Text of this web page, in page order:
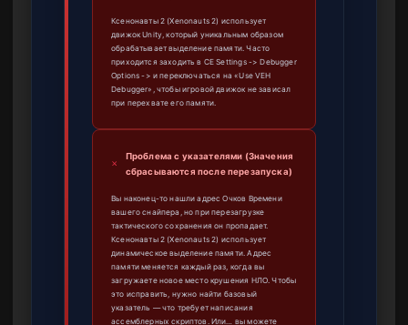
Ксенонавты 2 (Xenonauts 2) использует
движок Unity, который уникальным образом
обрабатывает выделение памяти. Часто
приходится заходить в CE Settings -> Debugger
Options -> и переключаться на «Use VEH
Debugger», чтобы игровой движок не зависал
при перехвате его памяти.
Проблема с указателями (Значения
сбрасываются после перезапуска)
Вы наконец-то нашли адрес Очков Времени
вашего снайпера, но при перезагрузке
тактического сохранения он пропадает.
Ксенонавты 2 (Xenonauts 2) использует
динамическое выделение памяти. Адрес
памяти меняется каждый раз, когда вы
загружаете новое место крушения НЛО. Чтобы
это исправить, нужно найти базовый
указатель — что требует написания
ассемблерных скриптов. Или… вы можете